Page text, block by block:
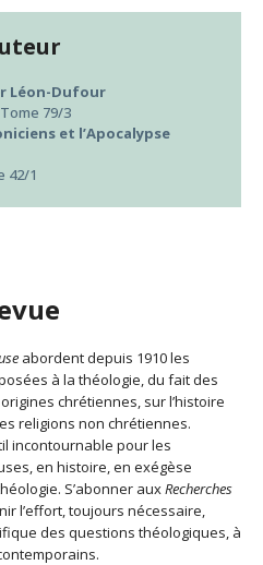
Léon-Dufour
79/3
et l’Apocalypse
42/1
abordent depuis 1910 les
à la théologie, du fait des
chrétiennes, sur l’histoire
religions non chrétiennes.
incontournable pour les
en histoire, en exégèse
S’abonner auxRecherches
l’effort, toujours nécessaire,
des questions théologiques, à